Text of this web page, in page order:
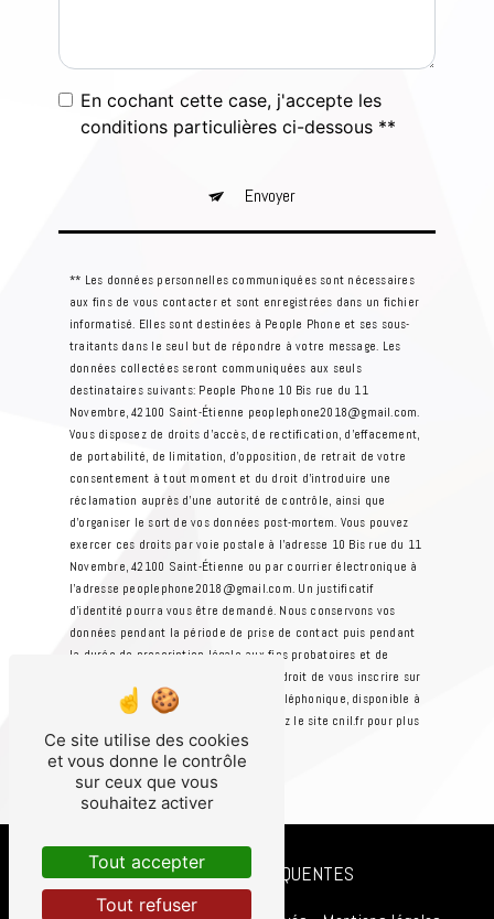
En cochant cette case, j'accepte les
conditions particulières ci-dessous **
Envoyer
** Les données personnelles communiquées sont nécessaires
aux fins de vous contacter et sont enregistrées dans un fichier
informatisé. Elles sont destinées à People Phone et ses sous-
traitants dans le seul but de répondre à votre message. Les
données collectées seront communiquées aux seuls
destinataires suivants: People Phone 10 Bis rue du 11
Novembre, 42100 Saint-Étienne peoplephone2018@gmail.com.
Vous disposez de droits d’accès, de rectification, d’effacement,
de portabilité, de limitation, d’opposition, de retrait de votre
consentement à tout moment et du droit d’introduire une
réclamation auprès d’une autorité de contrôle, ainsi que
d’organiser le sort de vos données post-mortem. Vous pouvez
exercer ces droits par voie postale à l'adresse 10 Bis rue du 11
Novembre, 42100 Saint-Étienne ou par courrier électronique à
l'adresse peoplephone2018@gmail.com. Un justificatif
d'identité pourra vous être demandé. Nous conservons vos
données pendant la période de prise de contact puis pendant
la durée de prescription légale aux fins probatoires et de
gestion des contentieux. Vous avez le droit de vous inscrire sur
la liste d'opposition au démarchage téléphonique, disponible à
. Consultez le site cnil.fr pour plus
d’informations sur vos droits.
RECHERCHES FRÉQUENTES
Ce site utilise des cookies
et vous donne le contrôle
sur ceux que vous
souhaitez activer
Tout accepter
Tout refuser